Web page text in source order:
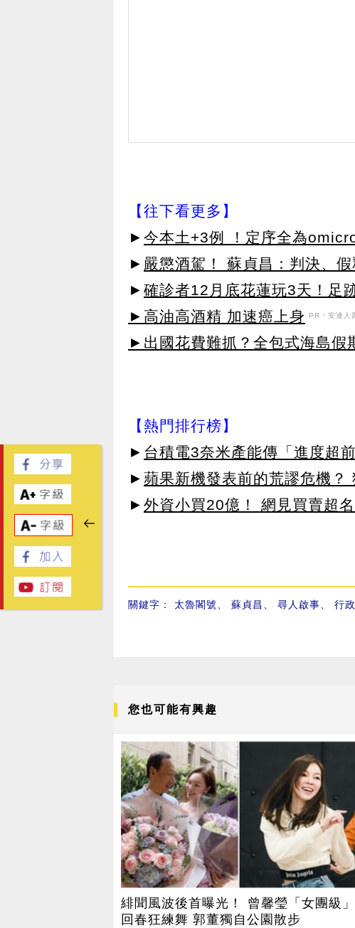
【往下看更多】
► 今本土+3例 ！定序全為
► 嚴懲酒駕！ 蘇貞昌：判決、
► 確診者12月底花蓮玩3天！足
►高油高酒精 加速癌上身
PR・安達人
►出國花費難抓？全包式海島假
【熱門排行榜】
► 台積電3奈米產能傳「進度超
► 蘋果新機發表前的荒謬危機？
► 外資小買20億！ 網見買賣超
關鍵字： 太魯閣號、 蘇貞昌 、 尋人啟事、 行
您也可能有興趣
緋聞風波後首曝光！ 曾馨瑩「女團級」
回春狂練舞 郭董獨自公園散步